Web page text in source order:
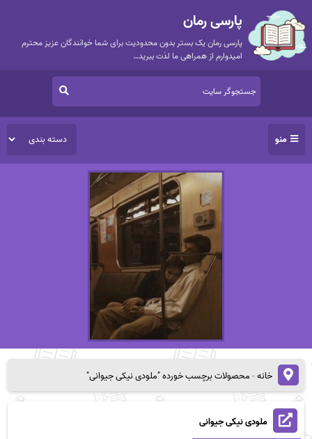
پارسی رمان
پارسی رمان یک بستر بدون محدودیت برای شما خوانندگان عزیز محترم
امیدوارم از همراهی ما لذت ببرید…
منو
خانه-محصولات برچسب خورده "ملودی نیکی جیوانی"
ملودی نیکی جیوانی